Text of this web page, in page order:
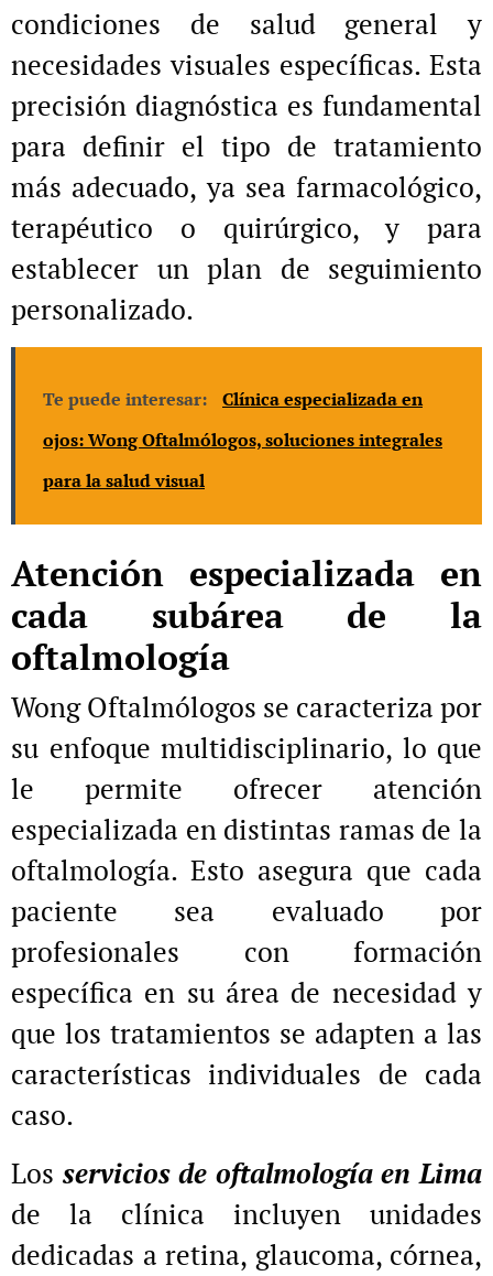
condiciones de salud general y
necesidades visuales específicas. Esta
precisión diagnóstica es fundamental
para definir el tipo de tratamiento
más adecuado, ya sea farmacológico,
terapéutico o quirúrgico, y para
establecer un plan de seguimiento
personalizado.
Te puede interesar:
Clínica especializada en
ojos: Wong Oftalmólogos, soluciones integrales
para la salud visual
Atención especializada en
cada subárea de la
oftalmología
Wong Oftalmólogos se caracteriza por
su enfoque multidisciplinario, lo que
le permite ofrecer atención
especializada en distintas ramas de la
oftalmología. Esto asegura que cada
paciente sea evaluado por
profesionales con formación
específica en su área de necesidad y
que los tratamientos se adapten a las
características individuales de cada
caso.
Los servicios de oftalmología en Lima
de la clínica incluyen unidades
dedicadas a retina, glaucoma, córnea,